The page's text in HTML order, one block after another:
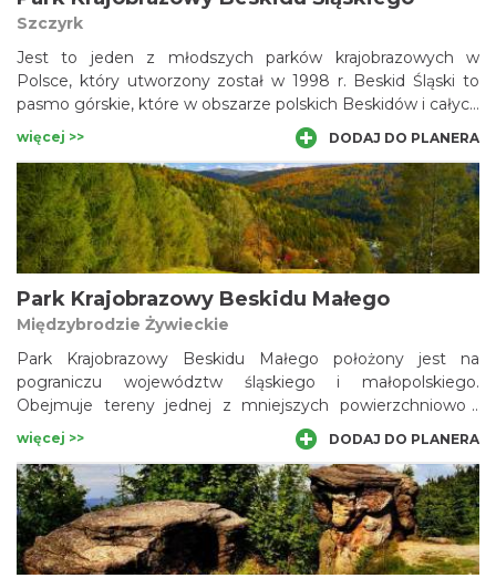
Szczyrk
Jest to jeden z młodszych parków krajobrazowych w
Polsce, który utworzony został w 1998 r. Beskid Śląski to
pasmo górskie, które w obszarze polskich Beskidów i całych
polskich Karpat stanowi najbardziej wysuniętą na zachód
grupę górską. Jego najwyższym szczytem jest
Skrzyczne (1257 m n.p.m.). Drugi wybitny masyw (łączący
się ze Skrzycznem w jedno pasmo) to Barania Góra (1220
m). Pasmo Skrzycznego i Baraniej Góry stanowi zasadniczy
trzon tych gór, od którego wyraźnie wyodrębniają się dwie
pozostałe części Beskidu Śląskiego: część zachodnia
kulminująca w szczycie Czantorii Wielkiej (995 m) oraz część
północna, dla której najwyższym szczytem jest Klimczok
(1117).
więcej >> DODAJ DO PLANERA
Park Krajobrazowy Beskidu Małego
Międzybrodzie Żywieckie
Park Krajobrazowy Beskidu Małego położony jest na
pograniczu województw śląskiego i małopolskiego.
Obejmuje tereny jednej z mniejszych powierzchniowo i
niezbyt wyniosłych grup górskich w polskich Beskidach.
Beskid Mały, ciągnący się z zachodu na wschód, na długości
ok. 35 km składa się z dwóch pasm: Pasma Czupla
(zwanego Pasmem Czupla i Magurki Wilkowickiej) oraz
Pasma Łamanej Skały (zwanego też Pasmem Madohory).
Na terenie parku znalazło się kilka rezerwatów przyrody.
więcej >> DODAJ DO PLANERA